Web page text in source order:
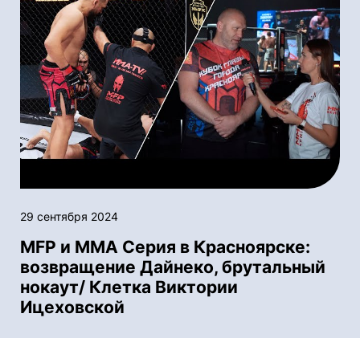
29 сентября 2024
MFP и ММА Серия в Красноярске:
возвращение Дайнеко, брутальный
нокаут/ Клетка Виктории
Ицеховской